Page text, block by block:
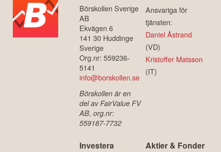
Börskollen Sverige
AB
Ekvägen 6
141 30 Huddinge
Sverige
Org.nr: 559236-
5141
info@borskollen.se
Börskollen är en
del av FairValue FV
AB, org.nr:
559187-7732
Ansvariga för
tjänsten:
Daniel Åstrand
(VD)
Kristoffer Matsson
(IT)
Investera Aktier & Fonder